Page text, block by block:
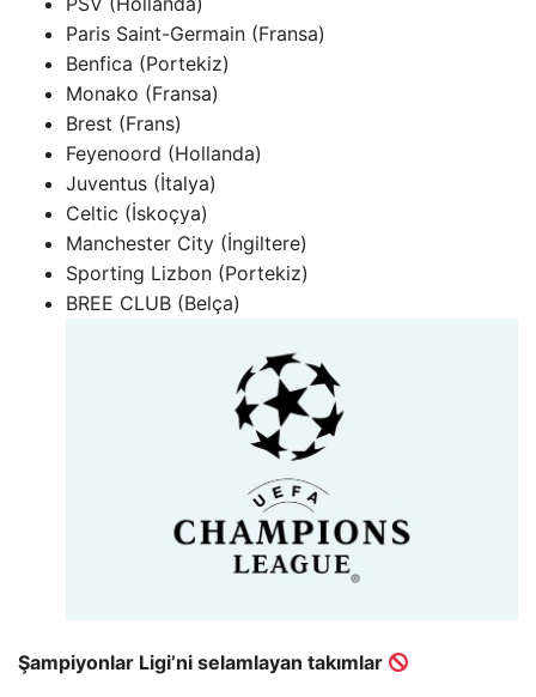
Paris Saint-Germain (Fransa)
Benfica (Portekiz)
Monako (Fransa)
Brest (Frans)
Feyenoord (Hollanda)
Juventus (İtalya)
Celtic (İskoçya)
Manchester City (İngiltere)
Sporting Lizbon (Portekiz)
BREE CLUB (Belça)
Şampiyonlar Ligi’ni selamlayan takımlar